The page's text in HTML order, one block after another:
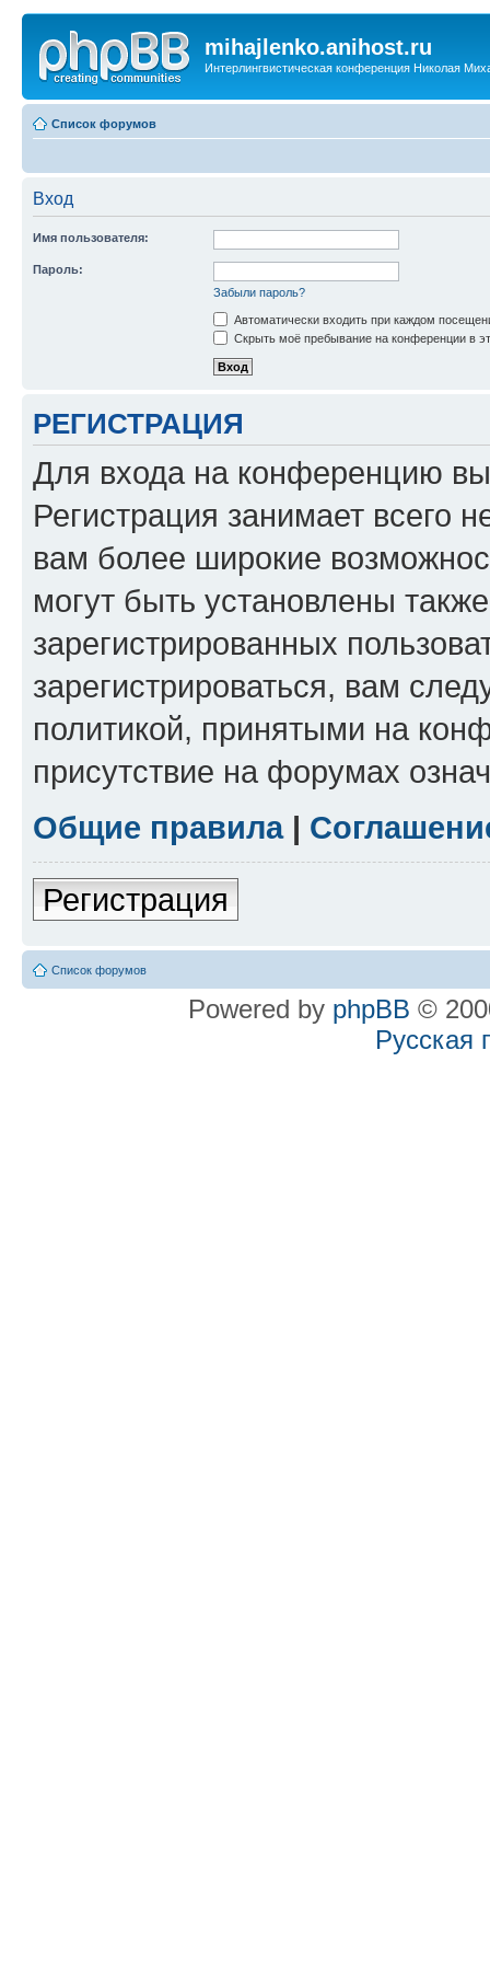
mihajlenko.anihost.ru
Интерлингвистическая конференция Николая
Список форумов
Вход
Имя пользователя:
Пароль:
Забыли пароль?
Автоматически входить при каждом
Скрыть моё пребывание на конференции в
РЕГИСТРАЦИЯ
Для входа на конференцию
Регистрация занимает всего
вам более широкие
могут быть установлены
зарегистрированных
зарегистрироваться, вам
политикой, принятыми на
присутствие на форумах
Общие правила|
Регистрация
Список форумов
Powered by phpBB ©
Русская